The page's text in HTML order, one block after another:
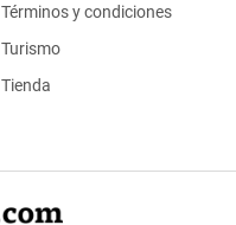
Términos y condiciones
Turismo
Tienda